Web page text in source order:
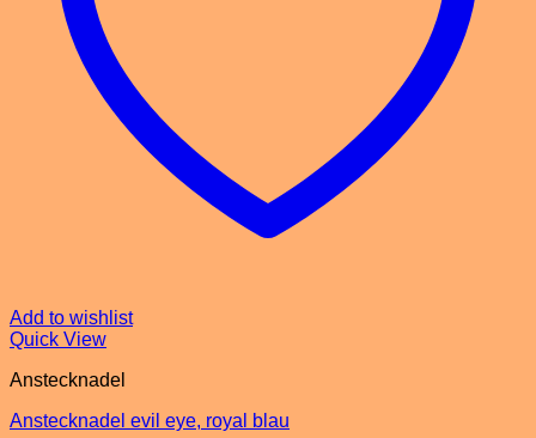
Add to wishlist
Quick View
Anstecknadel
Anstecknadel evil eye, royal blau